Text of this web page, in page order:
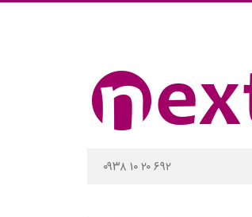
۰۹۳۸ ۱۰ ۲۰ ۶۹۲